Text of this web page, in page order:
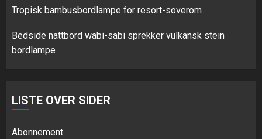
Tropisk bambusbordlampe for resort-soverom
Bedside nattbord wabi-sabi sprekker vulkansk stein
bordlampe
LISTE OVER SIDER
Abonnement
sprekker vulkansk stein
JUNI 16, 2026 0
1
lampe